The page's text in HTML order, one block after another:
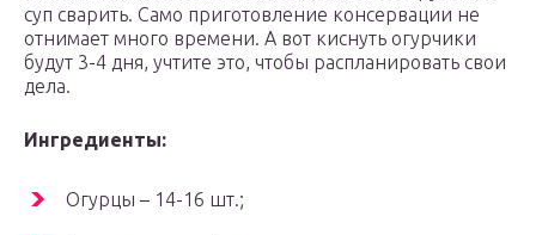
суп сварить. Само приготовление консервации не
отнимает много времени. А вот киснуть огурчики
будут 3-4 дня, учтите это, чтобы распланировать свои
дела.
Ингредиенты:
Огурцы – 14-16 шт.;